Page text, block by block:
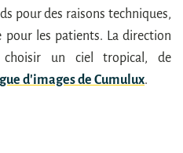
pour des raisons techniques,
les patients. La direction
un ciel tropical, de
d'images de Cumulux.